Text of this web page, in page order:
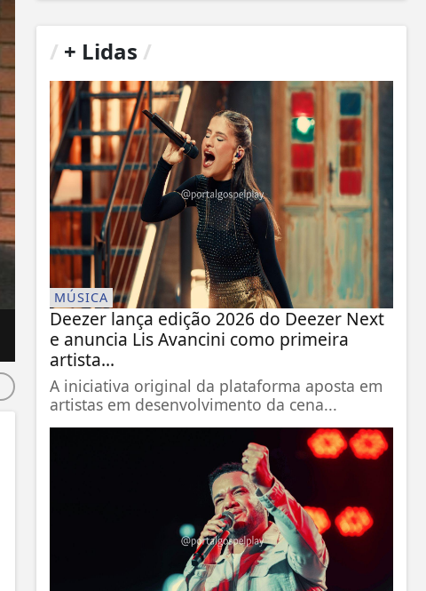
/ + Lidas /
MÚSICA
Deezer lança edição 2026 do Deezer Next
e anuncia Lis Avancini como primeira
artista...
A iniciativa original da plataforma aposta em
artistas em desenvolvimento da cena...